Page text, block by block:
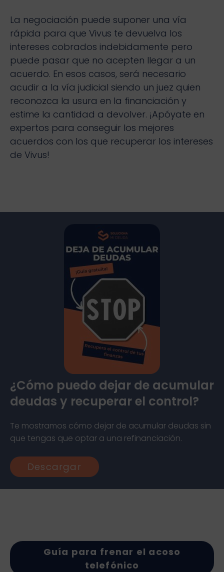
La negociación puede suponer una vía
rápida para que Vivus te devuelva los
intereses cobrados indebidamente pero
puede pasar que no acepten llegar a un
acuerdo. En esos casos, será necesario
acudir a la vía judicial siendo un juez quien
reconozca la usura en la financiación y
estime la cantidad a devolver. ¡Apóyate en
expertos para conseguir los mejores
acuerdos con los que recuperar los intereses
de Vivus!
¿Cómo puedo dejar de acumular
deudas y recuperar el control?
Te mostramos cómo dejar de acumular deudas sin
que tengas que optar a una refinanciación.
Descargar
Guía para frenar el acoso
telefónico